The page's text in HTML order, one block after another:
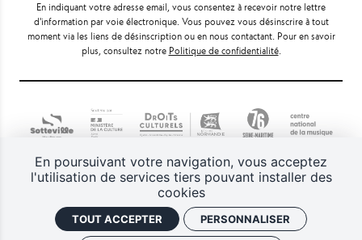
En indiquant votre adresse email, vous consentez à recevoir notre lettre
d'information par voie électronique. Vous pouvez vous désinscrire à tout
moment via les liens de désinscription ou en nous contactant. Pour en savoir
plus, consultez notre Politique de confidentialité.
Gestion des cookies Politique de confidentialité
CGV
Plan du site
Mentions légales
Retrouver vos commandes
En poursuivant votre navigation, vous acceptez
l'utilisation de services tiers pouvant installer des
cookies
TOUT ACCEPTER PERSONNALISER